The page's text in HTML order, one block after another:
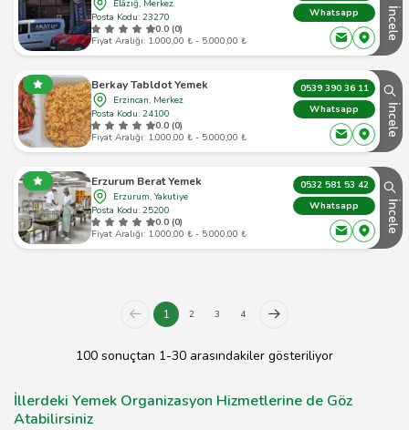
Elâzığ, Merkez
Posta Kodu: 23270
0.0 (0)
Fiyat Aralığı: 1.000,00 ₺ - 5.000,00 ₺
Whatsapp İncele
Berkay Tabldot Yemek
Erzincan, Merkez
Posta Kodu: 24100
0.0 (0)
Fiyat Aralığı: 1.000,00 ₺ - 5.000,00 ₺
0539 390 36 11
Whatsapp
İncele
Erzurum Berat Yemek
Erzurum, Yakutiye
Posta Kodu: 25200
0.0 (0)
Fiyat Aralığı: 1.000,00 ₺ - 5.000,00 ₺
0532 581 53 42
Whatsapp
İncele
1 2 3 4
100 sonuçtan 1-30 arasındakiler gösteriliyor
İllerdeki Yemek Organizasyon Hizmetlerine de Göz
Atabilirsiniz